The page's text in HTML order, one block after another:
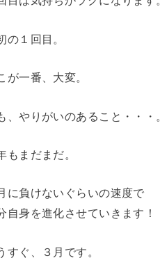
の１回目。
が一番、大変。
、やりがいのあること・・・。
もまだまだ。
に負けないぐらいの速度で
自身を進化させていきます！
すぐ、３月です。